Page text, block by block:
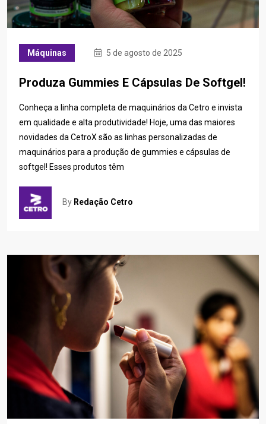
Máquinas 5 de agosto de 2025
Produza Gummies E Cápsulas De Softgel!
Conheça a linha completa de maquinários da Cetro e invista
em qualidade e alta produtividade! Hoje, uma das maiores
novidades da CetroX são as linhas personalizadas de
maquinários para a produção de gummies e cápsulas de
softgel! Esses produtos têm
By Redação Cetro